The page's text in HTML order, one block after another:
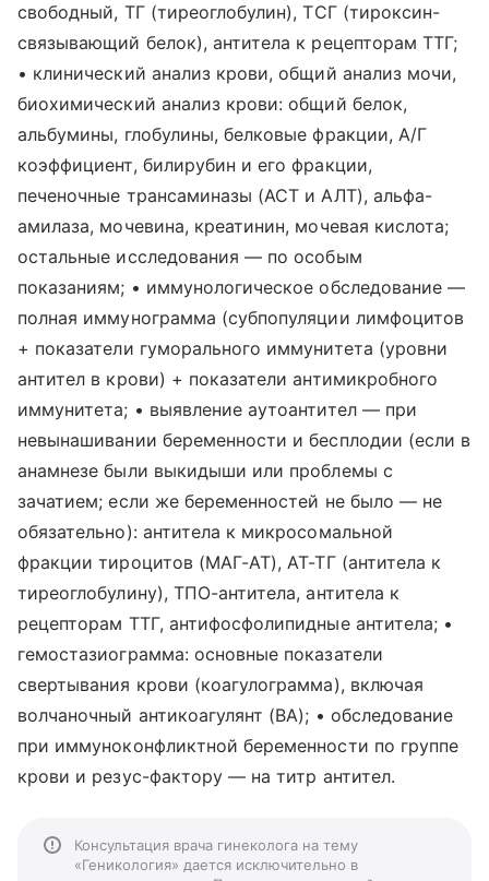
свободный, ТГ (тиреоглобулин), ТСГ (тироксин-
связывающий белок), антитела к рецепторам ТТГ;
• клинический анализ крови, общий анализ мочи,
биохимический анализ крови: общий белок,
альбумины, глобулины, белковые фракции, А/Г
коэффициент, билирубин и его фракции,
печеночные трансаминазы (АСТ и АЛТ), альфа-
амилаза, мочевина, креатинин, мочевая кислота;
остальные исследования — по особым
показаниям; • иммунологическое обследование —
полная иммунограмма (субпопуляции лимфоцитов
+ показатели гуморального иммунитета (уровни
антител в крови) + показатели антимикробного
иммунитета; • выявление аутоантител — при
невынашивании беременности и бесплодии (если в
анамнезе были выкидыши или проблемы с
зачатием; если же беременностей не было — не
обязательно): антитела к микросомальной
фракции тироцитов (МАГ-АТ), АТ-ТГ (антитела к
тиреоглобулину), ТПО-антитела, антитела к
рецепторам ТТГ, антифосфолипидные антитела; •
гемостазиограмма: основные показатели
свертывания крови (коагулограмма), включая
волчаночный антикоагулянт (ВА); • обследование
при иммуноконфликтной беременности по группе
крови и резус-фактору — на титр антител.
Консультация врача гинеколога на тему
«Геникология» дается исключительно в